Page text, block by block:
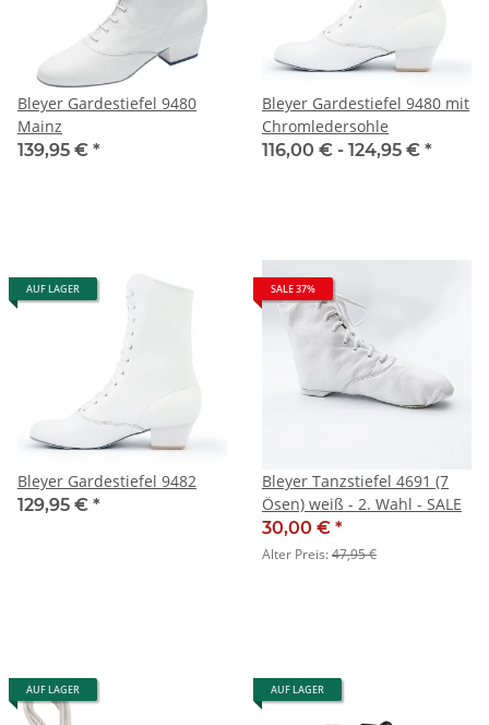
Bleyer Gardestiefel 9480
Mainz
139,95 € *
Bleyer Gardestiefel 9480 mit
Chromledersohle
116,00 € - 124,95 € *
AUF LAGER
Bleyer Gardestiefel 9482
129,95 € *
SALE 37%
Bleyer Tanzstiefel 4691 (7
Ösen) weiß - 2. Wahl - SALE
30,00 € *
Alter Preis:47,95 €
AUF LAGER AUF LAGER